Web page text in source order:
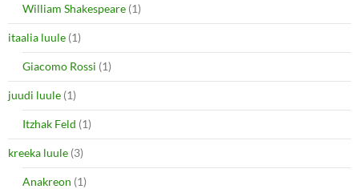
William Shakespeare (1)
itaalia luule (1)
Giacomo Rossi (1)
juudi luule (1)
Itzhak Feld (1)
kreeka luule (3)
Anakreon (1)